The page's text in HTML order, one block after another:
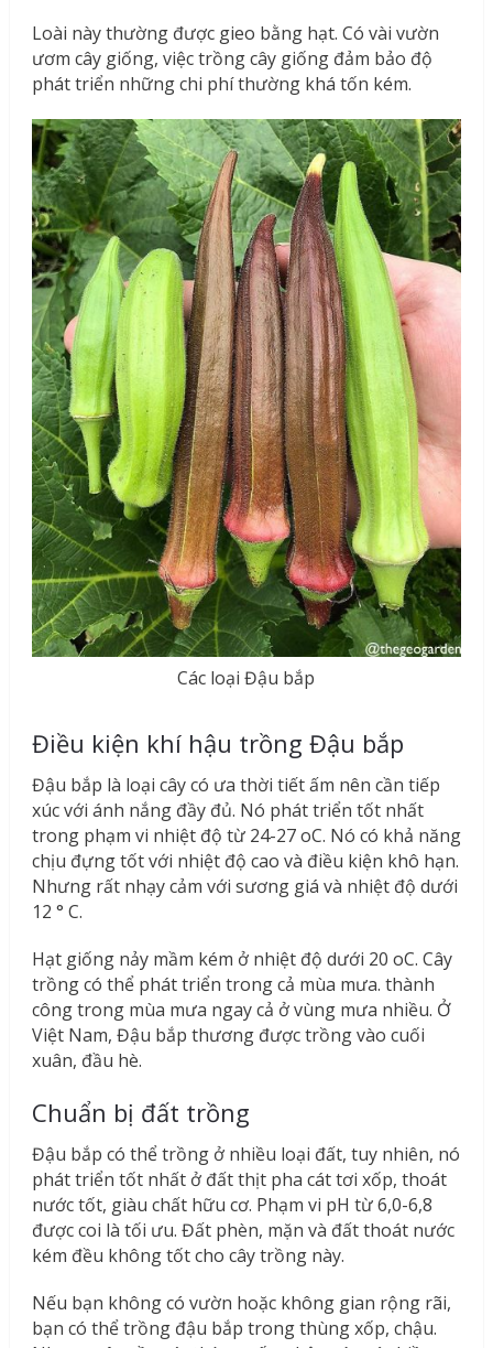
Loài này thường được gieo bằng hạt. Có vài vườn
ươm cây giống, việc trồng cây giống đảm bảo độ
phát triển những chi phí thường khá tốn kém.
Các loại Đậu bắp
Điều kiện khí hậu trồng Đậu bắp
Đậu bắp là loại cây có ưa thời tiết ấm nên cần tiếp
xúc với ánh nắng đầy đủ. Nó phát triển tốt nhất
trong phạm vi nhiệt độ từ 24-27oC. Nó có khả năng
chịu đựng tốt với nhiệt độ cao và điều kiện khô hạn.
Nhưng rất nhạy cảm với sương giá và nhiệt độ dưới
12 ° C.
Hạt giống nảy mầm kém ở nhiệt độ dưới 20 oC. Cây
trồng có thể phát triển trong cả mùa mưa. thành
công trong mùa mưa ngay cả ở vùng mưa nhiều. Ở
Việt Nam, Đậu bắp thương được trồng vào cuối
xuân, đầu hè.
Chuẩn bị đất trồng
Đậu bắp có thể trồng ở nhiều loại đất, tuy nhiên, nó
phát triển tốt nhất ở đất thịt pha cát tơi xốp, thoát
nước tốt, giàu chất hữu cơ. Phạm vi pH từ 6,0-6,8
được coi là tối ưu. Đất phèn, mặn và đất thoát nước
kém đều không tốt cho cây trồng này.
Nếu bạn không có vườn hoặc không gian rộng rãi,
bạn có thể trồng đậu bắp trong thùng xốp, chậu.